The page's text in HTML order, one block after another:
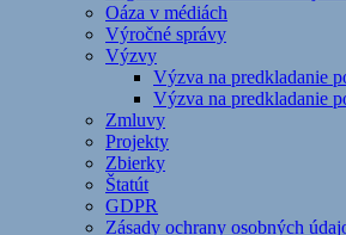
Oáza v médiách
Výročné správy
Výzvy
Výzva na predkladanie
Výzva na predkladanie
Zmluvy
Projekty
Zbierky
Štatút
GDPR
Zásady ochrany osobných